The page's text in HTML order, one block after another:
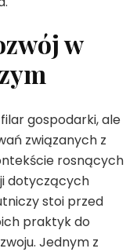
w
gospodarki, ale
związanych z
rosnących
dotyczących
stoi przed
praktyk do
Jednym z